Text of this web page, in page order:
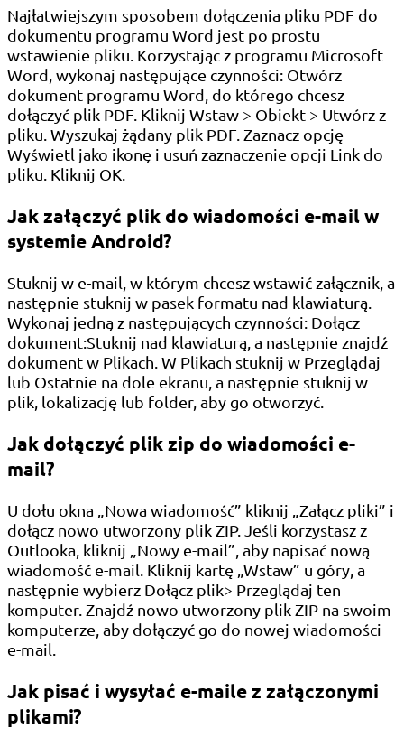
Najłatwiejszym sposobem dołączenia pliku PDF do
dokumentu programu Word jest po prostu
wstawienie pliku. Korzystając z programu Microsoft
Word, wykonaj następujące czynności: Otwórz
dokument programu Word, do którego chcesz
dołączyć plik PDF. Kliknij Wstaw > Obiekt > Utwórz z
pliku. Wyszukaj żądany plik PDF. Zaznacz opcję
Wyświetl jako ikonę i usuń zaznaczenie opcji Link do
pliku. Kliknij OK.
Jak załączyć plik do wiadomości e-mail w
systemie Android?
Stuknij w e-mail, w którym chcesz wstawić załącznik, a
następnie stuknij w pasek formatu nad klawiaturą.
Wykonaj jedną z następujących czynności: Dołącz
dokument:Stuknij nad klawiaturą, a następnie znajdź
dokument w Plikach. W Plikach stuknij w Przeglądaj
lub Ostatnie na dole ekranu, a następnie stuknij w
plik, lokalizację lub folder, aby go otworzyć.
Jak dołączyć plik zip do wiadomości e-
mail?
U dołu okna „Nowa wiadomość” kliknij „Załącz pliki” i
dołącz nowo utworzony plik ZIP. Jeśli korzystasz z
Outlooka, kliknij „Nowy e-mail”, aby napisać nową
wiadomość e-mail. Kliknij kartę „Wstaw” u góry, a
następnie wybierz Dołącz plik> Przeglądaj ten
komputer. Znajdź nowo utworzony plik ZIP na swoim
komputerze, aby dołączyć go do nowej wiadomości
e-mail.
Jak pisać i wysyłać e-maile z załączonymi
plikami?